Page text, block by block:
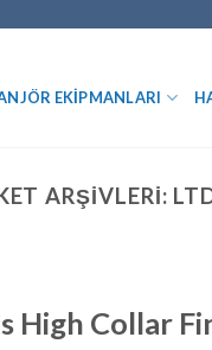
EKIPMANLARI
ARŞIVLERI:
High Collar